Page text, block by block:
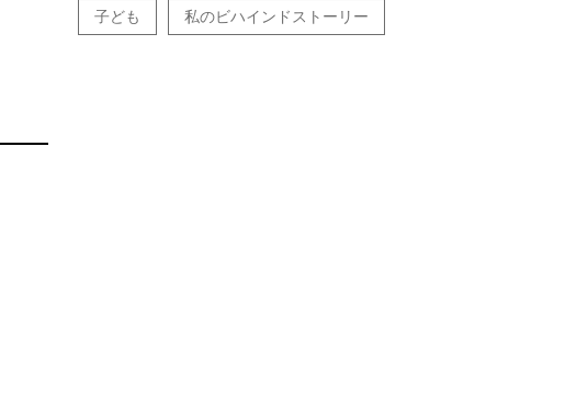
子ども 私のビハインドストーリー